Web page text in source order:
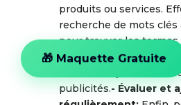
produits ou services.
recherche de mots
pour trouver les termes
pertinents pour votre
utilisez-les
publicités.- Évaluer et
🎁 Maquette Gratuite